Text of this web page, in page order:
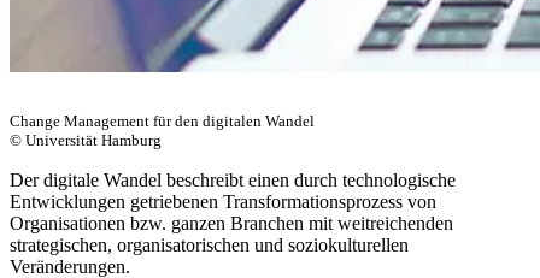
Change Management für den digitalen Wandel
© Universität Hamburg
Der digitale Wandel beschreibt einen durch technologische
Entwicklungen getriebenen Transformationsprozess von
Organisationen bzw. ganzen Branchen mit weitreichenden
strategischen, organisatorischen und soziokulturellen
Veränderungen.